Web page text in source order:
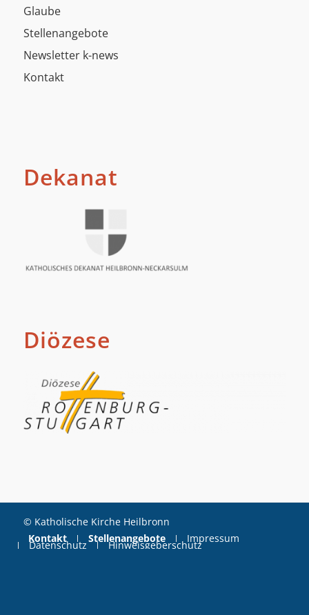
Glaube
Stellenangebote
Newsletter k-news
Kontakt
Dekanat
Diözese
© Katholische Kirche Heilbronn
Kontakt
Stellenangebote Impressum
Datenschutz Hinweisgeberschutz